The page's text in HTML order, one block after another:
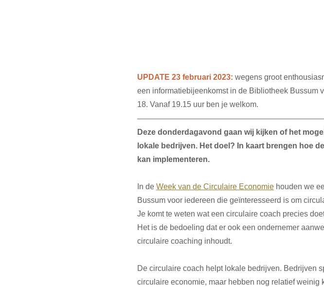
UPDATE 23 februari 2023: wegens groot
een informatiebijeenkomst in de Bibliotheek Bussum
18. Vanaf 19.15 uur ben je welkom.
Deze donderdagavond gaan wij kijken of het
lokale bedrijven. Het doel? In kaart brengen hoe
kan implementeren.
In de Week van de Circulaire Economie houden we
Bussum voor iedereen die geïnteresseerd is om
Je komt te weten wat een circulaire coach precies
Het is de bedoeling dat er ook een ondernemer
circulaire coaching inhoudt.
De circulaire coach helpt lokale bedrijven. Bedrijven
circulaire economie, maar hebben nog relatief